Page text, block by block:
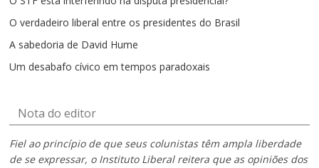
O verdadeiro liberal entre os presidentes do Brasil
A sabedoria de David Hume
Um desabafo cívico em tempos paradoxais
Nota do editor
Fiel ao princípio de que seus colunistas têm ampla liberdade
de se expressar, o Instituto Liberal reitera que as opiniões dos